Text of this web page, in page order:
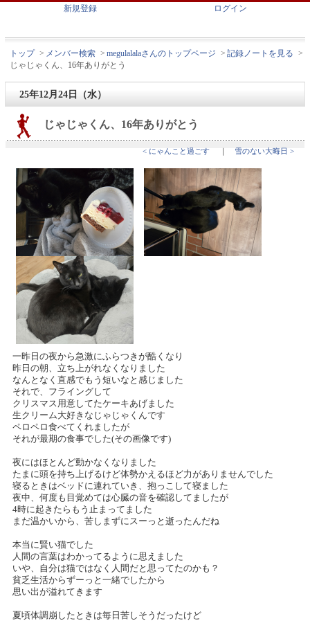
新規登録 ログイン
トップ > メンバー検索 > megulalalaさんのトップページ > 記録ノートを見る >
じゃじゃくん、16年ありがとう
25年12月24日（水）
じゃじゃくん、16年ありがとう
< にゃんこと過ごす ｜ 雪のない大晦日 >
一昨日の夜から急激にふらつきが酷くなり
昨日の朝、立ち上がれなくなりました
なんとなく直感でもう短いなと感じました
それで、フライングして
クリスマス用意してたケーキあげました
生クリーム大好きなじゃじゃくんです
ペロペロ食べてくれましたが
それが最期の食事でした(その画像です)
夜にはほとんど動かなくなりました
たまに頭を持ち上げるけど体勢かえるほど力がありませんでした
寝るときはベッドに連れていき、抱っこして寝ました
夜中、何度も目覚めては心臓の音を確認してましたが
4時に起きたらもう止まってました
まだ温かいから、苦しまずにスーっと逝ったんだね
本当に賢い猫でした
人間の言葉はわかってるように思えました
いや、自分は猫ではなく人間だと思ってたのかも？
貧乏生活からずーっと一緒でしたから
思い出が溢れてきます
夏頃体調崩したときは毎日苦しそうだったけど